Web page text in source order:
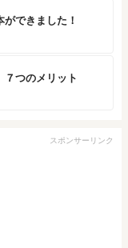
できました！
７つのメリット
スポンサーリンク